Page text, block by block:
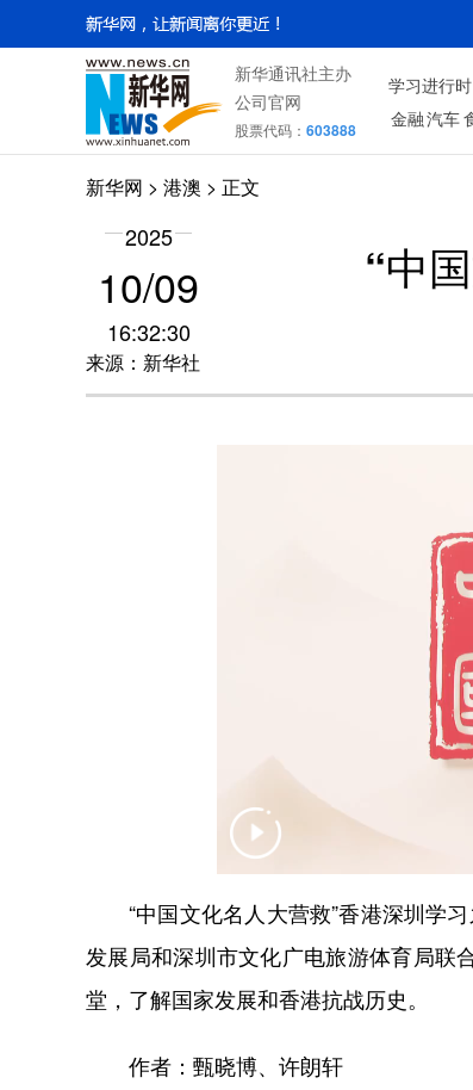
新华通讯社主办
公司官网
股票代码： 603888
学习进行时
金融 汽车
新华网 > 港澳 > 正文
2025
10/09
16:32:30
来源：新华社
“中
“中国文化名人大营救”香港深圳学习
发展局和深圳市文化广电旅游体育局联
堂，了解国家发展和香港抗战历史。
作者：甄晓博、许朗轩